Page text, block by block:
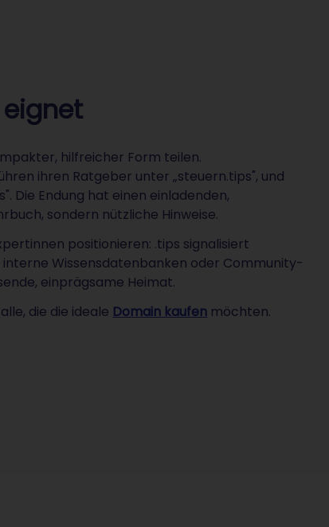
hilfreicher Form teilen.
ihren Ratgeber unter „steuern.tips", und
Die Endung hat einen einladenden,
sondern nützliche Hinweise.
positionieren: .tips signalisiert
Wissensdatenbanken oder Community-
einprägsame Heimat.
die die ideale Domain kaufen möchten.